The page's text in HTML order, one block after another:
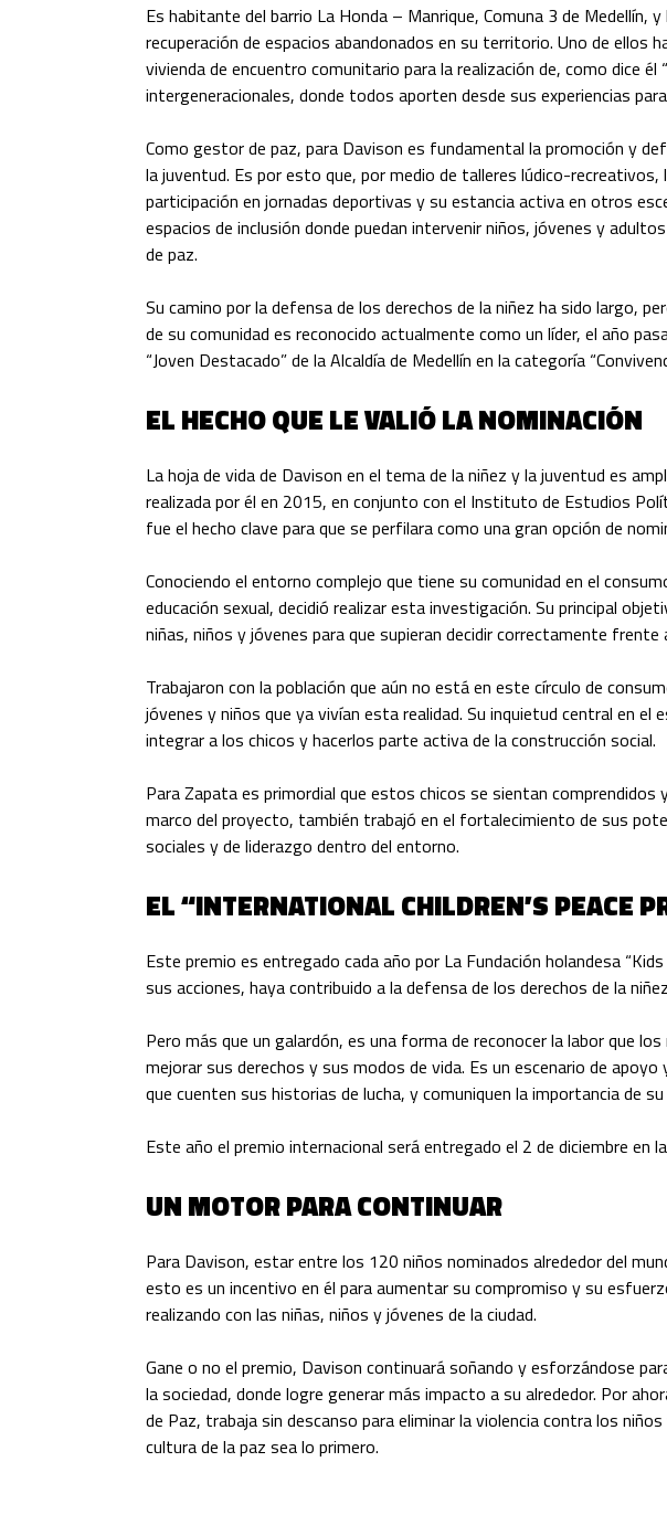
Es habitante del barrio La Honda – Manrique, Comuna 3 de Medellín,
recuperación de espacios abandonados en su territorio. Uno de ellos
vivienda de encuentro comunitario para la realización de, como dice él
intergeneracionales, donde todos aporten desde sus experiencias
Como gestor de paz, para Davison es fundamental la promoción y
la juventud. Es por esto que, por medio de talleres lúdico-recreativos,
participación en jornadas deportivas y su estancia activa en otros
espacios de inclusión donde puedan intervenir niños, jóvenes y
de paz.
Su camino por la defensa de los derechos de la niñez ha sido largo,
de su comunidad es reconocido actualmente como un líder, el año
“Joven Destacado” de la Alcaldía de Medellín en la categoría
EL HECHO QUE LE VALIÓ LA NOMINACIÓN
La hoja de vida de Davison en el tema de la niñez y la juventud es
realizada por él en 2015, en conjunto con el Instituto de Estudios
fue el hecho clave para que se perfilara como una gran opción de
Conociendo el entorno complejo que tiene su comunidad en el
educación sexual, decidió realizar esta investigación. Su principal
niñas, niños y jóvenes para que supieran decidir correctamente
Trabajaron con la población que aún no está en este círculo de
jóvenes y niños que ya vivían esta realidad. Su inquietud central en el
integrar a los chicos y hacerlos parte activa de la construcción social.
Para Zapata es primordial que estos chicos se sientan comprendidos
marco del proyecto, también trabajó en el fortalecimiento de sus
sociales y de liderazgo dentro del entorno.
EL “INTERNATIONAL CHILDREN’S PEACE
Este premio es entregado cada año por La Fundación holandesa
sus acciones, haya contribuido a la defensa de los derechos de la
Pero más que un galardón, es una forma de reconocer la labor que
mejorar sus derechos y sus modos de vida. Es un escenario de
que cuenten sus historias de lucha, y comuniquen la importancia de
Este año el premio internacional será entregado el 2 de diciembre en
UN MOTOR PARA CONTINUAR
Para Davison, estar entre los 120 niños nominados alrededor del
esto es un incentivo en él para aumentar su compromiso y su
realizando con las niñas, niños y jóvenes de la ciudad.
Gane o no el premio, Davison continuará soñando y esforzándose
la sociedad, donde logre generar más impacto a su alrededor. Por
de Paz, trabaja sin descanso para eliminar la violencia contra los
cultura de la paz sea lo primero.